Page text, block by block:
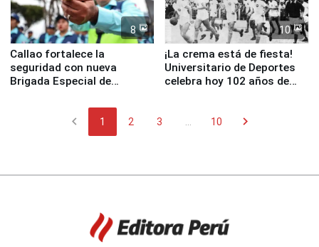
8
Callao fortalece la
seguridad con nueva
Brigada Especial de
equipamiento para
10
¡La crema está de fiesta!
Universitario de Deportes
celebra hoy 102 años de
chevron_left 1 2 3 10 chevron_right